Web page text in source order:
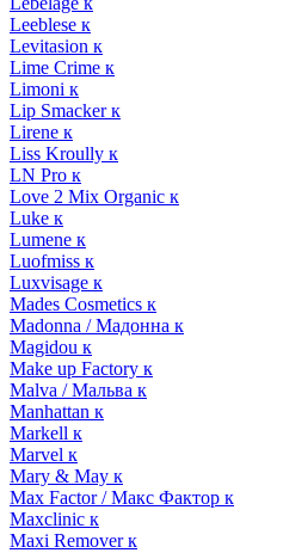
Leeblese к
Levitasion к
Lime Crime к
Limoni к
Lip Smacker к
Lirene к
Liss Kroully к
LN Pro к
Love 2 Mix Organic к
Luke к
Lumene к
Luofmiss к
Luxvisage к
Mades Cosmetics к
Madonna / Мадонна к
Magidou к
Make up Factory к
Malva / Мальва к
Manhattan к
Markell к
Marvel к
Mary & May к
Max Factor / Макс Фактор к
Maxclinic к
Maxi Remover к